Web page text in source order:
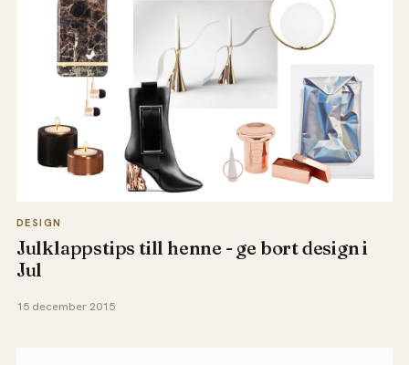
DESIGN
Julklappstips till henne - ge bort design i
Jul
15 december 2015